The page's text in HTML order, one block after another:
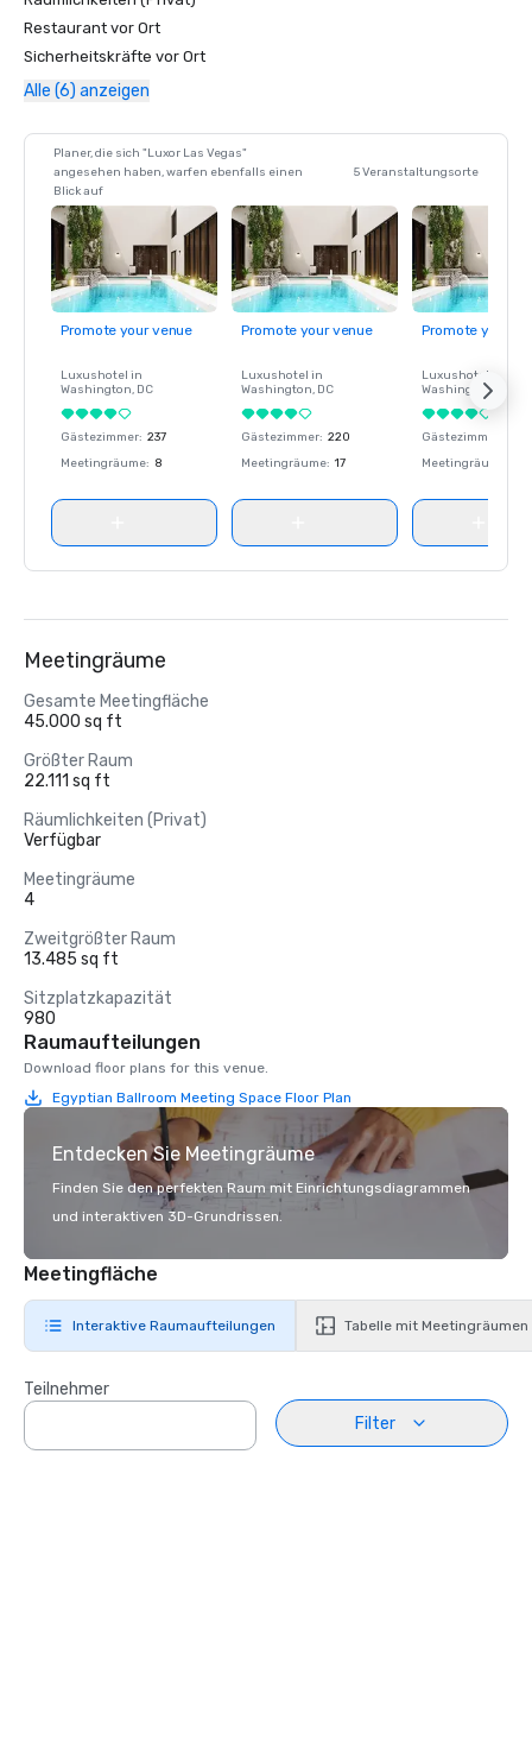
Restaurant vor Ort
Sicherheitskräfte vor Ort
Alle (6) anzeigen
Planer, die sich "Luxor Las Vegas"
angesehen haben, warfen ebenfalls einen
Blick auf
5 Veranstaltungsorte
Promote your venue
Luxushotel in
Washington, DC
Gästezimmer: 237
Meetingräume: 8
Promote your venue
Luxushotel in
Washington, DC
Gästezimmer: 220
Meetingräume: 17
Promote your
Luxushotel in
Washington
Gästezimmer
Meetingräume
Meetingräume
Gesamte Meetingfläche
45.000 sq ft
Größter Raum
22.111 sq ft
Räumlichkeiten (Privat)
Verfügbar
Meetingräume
4
Zweitgrößter Raum
13.485 sq ft
Sitzplatzkapazität
980
Raumaufteilungen
Download floor plans for this venue.
Egyptian Ballroom Meeting Space Floor Plan
Entdecken Sie Meetingräume
Finden Sie den perfekten Raum mit Einrichtungsdiagrammen
und interaktiven 3D-Grundrissen.
Meetingfläche
Interaktive Raumaufteilungen Tabelle mit Meetingräumen
Teilnehmer
Filter